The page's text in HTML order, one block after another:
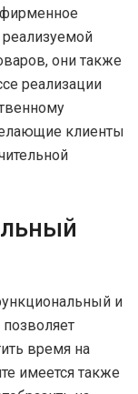
фирменное
они также
реализации
клиенты
и
время на
имеется также